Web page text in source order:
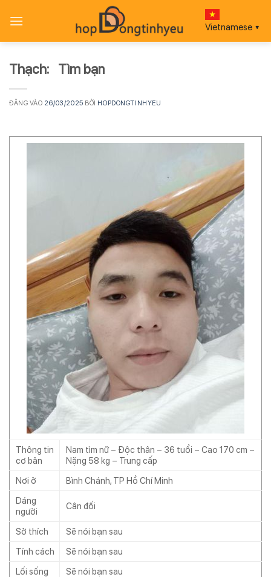
qua
Vietnamese ▼
Thạch: Tìm bạn
ĐĂNG VÀO 26/03/2025 BỞI HOPDONGTINHYEU
Thông tin
cơ bản
Nam tìm nữ – Độc thân – 36 tuổi – Cao 170 cm –
Nặng 58 kg – Trung cấp
Nơi ở
Bình Chánh, TP Hồ Chí Minh
Dáng
người
Cân đối
Sở thích
Sẽ nói bạn sau
Tính cách
Sẽ nói bạn sau
Lối sống
Sẽ nói bạn sau